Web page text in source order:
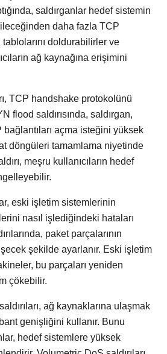
saldırganlar hedef sistemin
daha fazla TCP
doldurabilirler ve
ağ kaynağına erişimini
TCP handshake protokolünü
flood saldırısında, saldırgan,
açma isteğini yüksek
döngüleri tamamlama niyetinde
meşru kullanıcıların hedef
eski işletim sistemlerinin
nasıl işlediğindeki hataları
paket parçalarının
şekilde ayarlanır. Eski işletim
bu parçaları yeniden
çökebilir.
ağ kaynaklarına ulaşmak
genişliğini kullanır. Bunu
hedef sistemlere yüksek